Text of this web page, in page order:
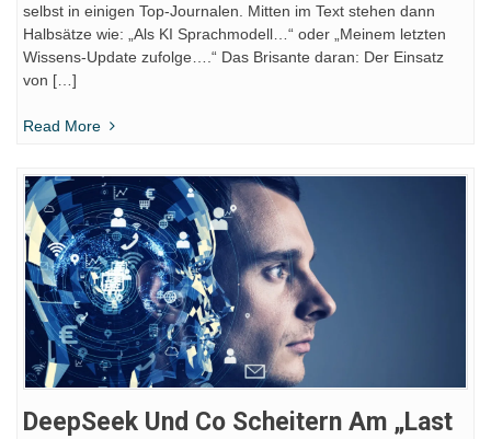
selbst in einigen Top-Journalen. Mitten im Text stehen dann
Halbsätze wie: „Als KI Sprachmodell…“ oder „Meinem letzten
Wissens-Update zufolge….“ Das Brisante daran: Der Einsatz
von […]
Read More
DeepSeek Und Co Scheitern Am „Last